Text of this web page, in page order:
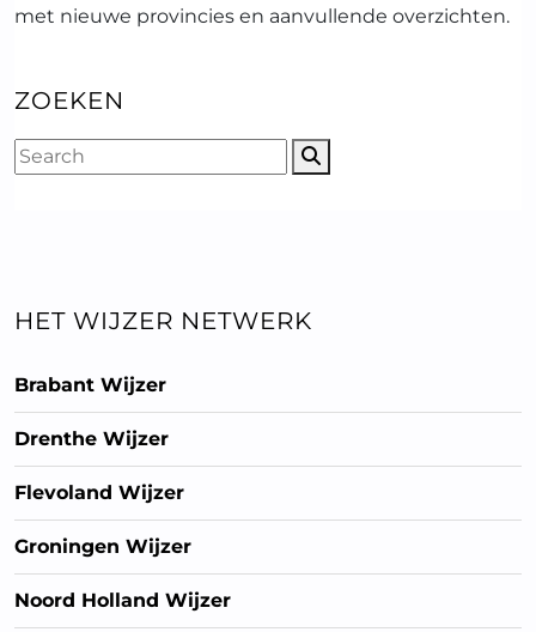
met nieuwe provincies en aanvullende overzichten.
ZOEKEN
HET WIJZER NETWERK
Brabant Wijzer
Drenthe Wijzer
Flevoland Wijzer
Groningen Wijzer
Noord Holland Wijzer